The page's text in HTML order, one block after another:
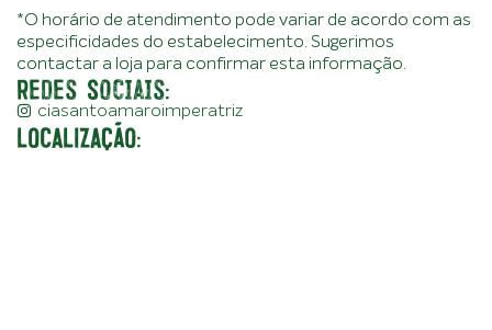
*O horário de atendimento pode variar de acordo com as
especificidades do estabelecimento. Sugerimos
contactar a loja para confirmar esta informação.
Redes Sociais:
ciasantoamaroimperatriz
LOCALIZAÇÃO: